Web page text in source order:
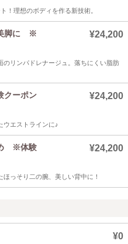
！理想のボディを作る新技術。
美脚に ※
¥24,200
リンパドレナージュ。落ちにくい脂肪
クーポン
¥24,200
ウエストラインに♪
め ※体験
¥24,200
っそり二の腕、美しい背中に！
¥0